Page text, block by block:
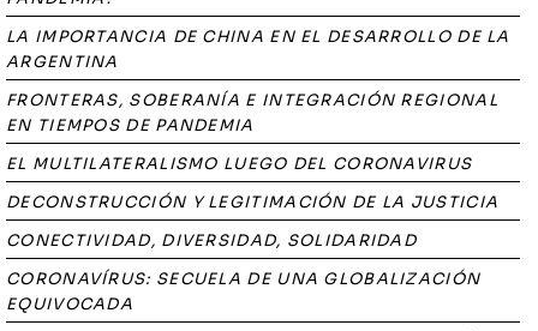
LA IMPORTANCIA DE CHINA EN EL DESARROLLO DE LA
ARGENTINA
FRONTERAS, SOBERANÍA E INTEGRACIÓN REGIONAL
EN TIEMPOS DE PANDEMIA
EL MULTILATERALISMO LUEGO DEL CORONAVIRUS
DECONSTRUCCIÓN Y LEGITIMACIÓN DE LA JUSTICIA
CONECTIVIDAD, DIVERSIDAD, SOLIDARIDAD
CORONAVÍRUS: SECUELA DE UNA GLOBALIZACIÓN
EQUIVOCADA